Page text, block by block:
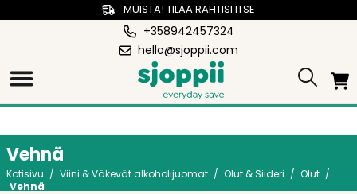
MUISTA! TILAA RAHTISI ITSE
+358942457324
hello@sjoppii.com
Vehnä
Kotisivu / Viini & Väkevät alkoholijuomat / Olut & Siideri / Olut /
Vehnä